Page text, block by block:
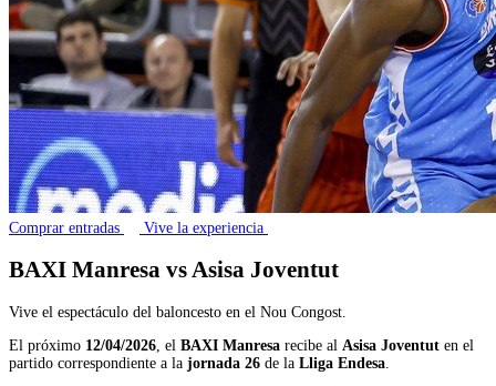
Comprar entradas Vive la experiencia
BAXI Manresa vs Asisa Joventut
Vive el espectáculo del baloncesto en el Nou Congost.
El próximo 12/04/2026 , el BAXI Manresa recibe al Asisa Joventut en el
partido correspondiente a la jornada 26 de la Lliga Endesa